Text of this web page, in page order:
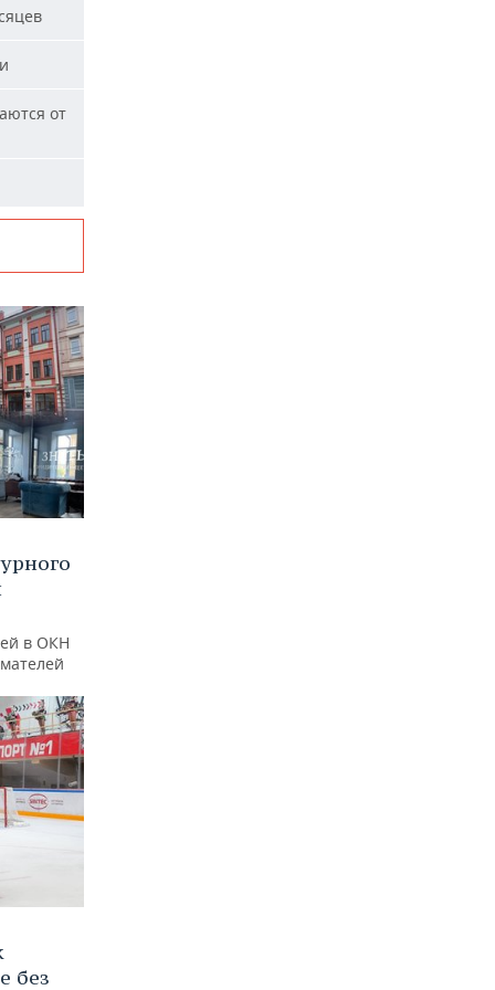
от
в ОКН
без